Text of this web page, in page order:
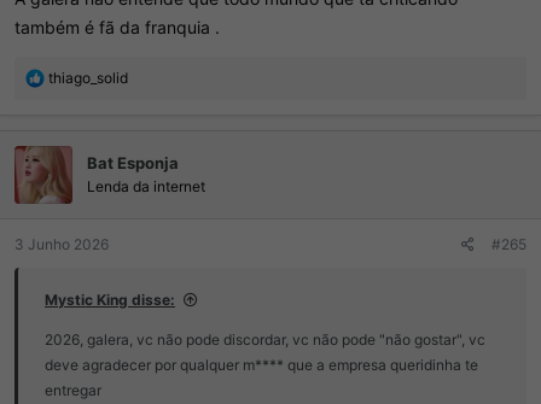
também é fã da franquia .
R
e
s
thiago_solid
Bat Esponja
Lenda da internet
3 Junho 2026 #265
Mystic King disse:
2026, galera, vc não pode discordar, vc não pode "não gostar", vc
deve agradecer por qualquer m**** que a empresa queridinha te
entregar